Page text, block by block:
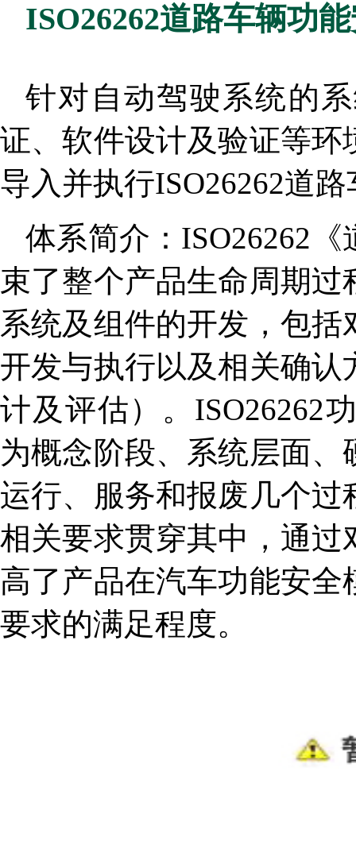
ISO26262道路车辆功
针对自动驾驶系统的
证、软件设计及验证等
导入并执行ISO26262道
体系简介：ISO26262
束了整个产品生命周期
系统及组件的开发，包
开发与执行以及相关确
计及评估）。ISO26262
为概念阶段、系统层面
运行、服务和报废几个
相关要求贯穿其中，通
高了产品在汽车功能安
要求的满足程度。